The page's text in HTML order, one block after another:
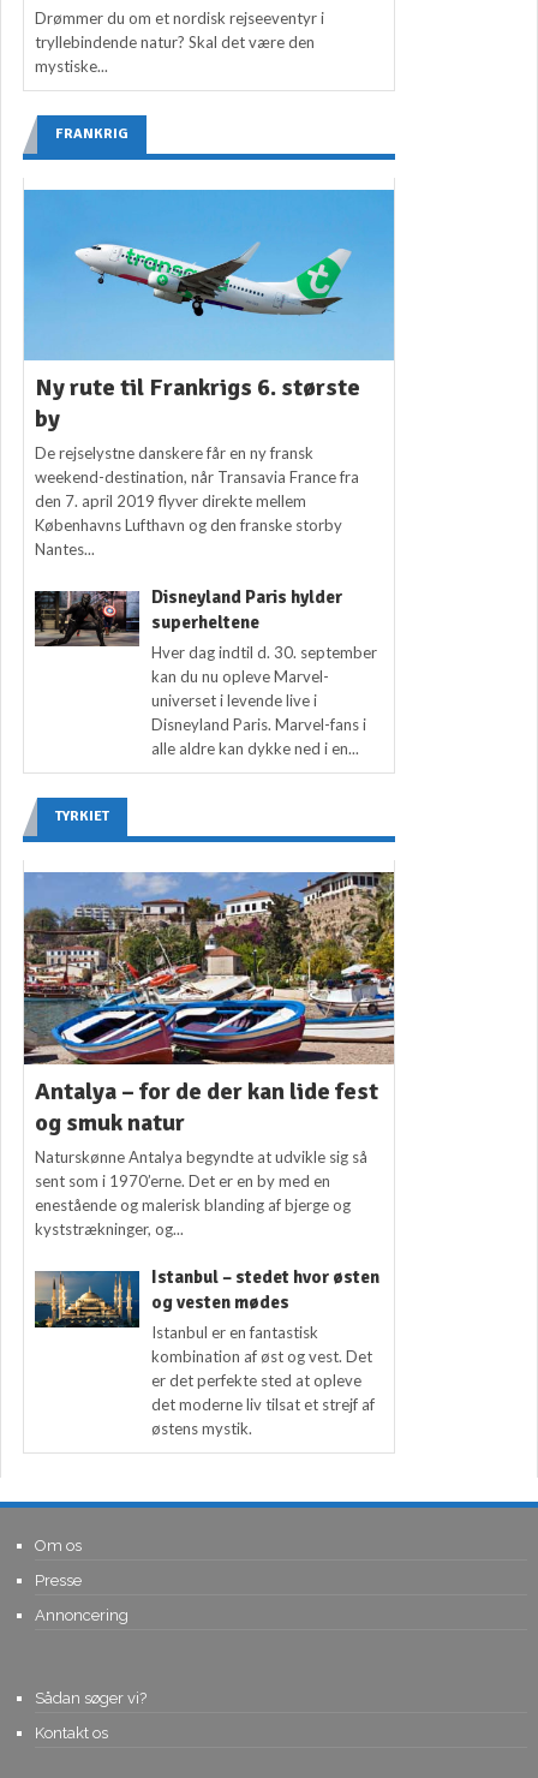
Drømmer du om et nordisk rejseeventyr i
tryllebindende natur? Skal det være den
mystiske...
FRANKRIG
Ny rute til Frankrigs 6. største
by
De rejselystne danskere får en ny fransk
weekend-destination, når Transavia France fra
den 7. april 2019 flyver direkte mellem
Københavns Lufthavn og den franske storby
Nantes...
Disneyland Paris hylder
superheltene
Hver dag indtil d. 30. september
kan du nu opleve Marvel-
universet i levende live i
Disneyland Paris. Marvel-fans i
alle aldre kan dykke ned i en...
TYRKIET
Antalya – for de der kan lide fest
og smuk natur
Naturskønne Antalya begyndte at udvikle sig så
sent som i 1970’erne. Det er en by med en
enestående og malerisk blanding af bjerge og
kyststrækninger, og...
Istanbul – stedet hvor østen
og vesten mødes
Istanbul er en fantastisk
kombination af øst og vest. Det
er det perfekte sted at opleve
det moderne liv tilsat et strejf af
østens mystik.
Om os
Presse
Annoncering
Sådan søger vi?
Kontakt os